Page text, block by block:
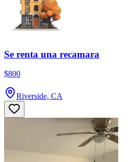
Se renta una recamara
$800
Riverside, CA